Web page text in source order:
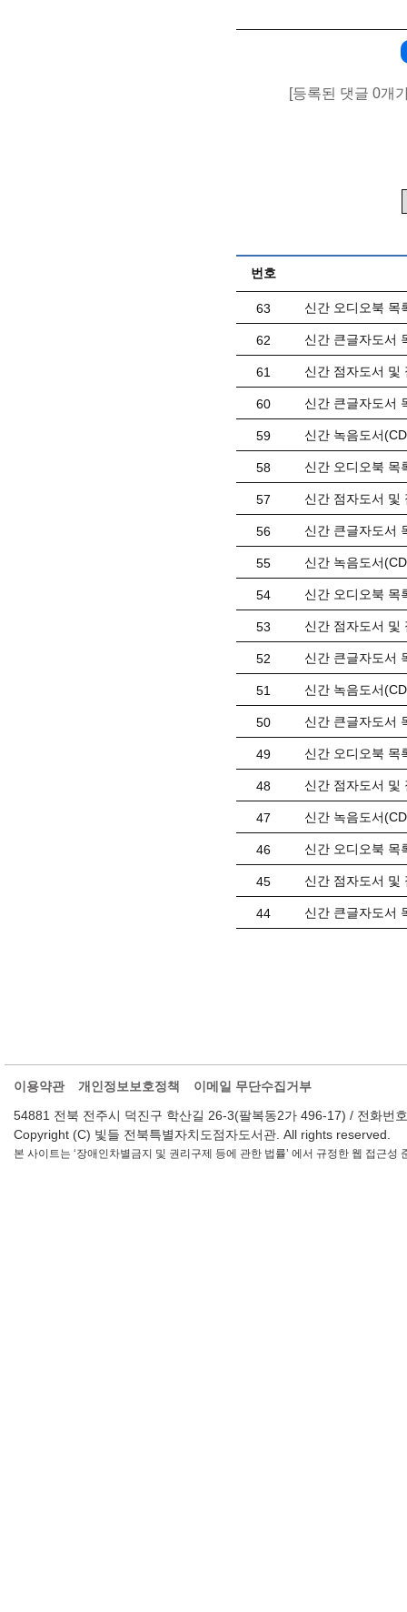
[등록된 댓글 0개
번호
63 신간 오디오북 목
62 신간 큰글자도서
61 신간 점자도서 및
60 신간 큰글자도서
59 신간 녹음도서
58 신간 오디오북 목
57 신간 점자도서 및
56 신간 큰글자도서
55 신간 녹음도서
54 신간 오디오북 목
53 신간 점자도서 및
52 신간 큰글자도서
51 신간 녹음도서
50 신간 큰글자도서
49 신간 오디오북 목
48 신간 점자도서 및
47 신간 녹음도서
46 신간 오디오북 목
45 신간 점자도서 및
44 신간 큰글자도서
이용약관 개인정보보호정책
이메일 무단수집거부
54881 전북 전주시 덕진구 학산길 26-3(팔복동2가 496-17) / 전화
Copyright (C) 빛들 전북특별자치도점자도서관. All rights reserved.
본 사이트는 ‘장애인차별금지 및 권리구제 등에 관한 법률’ 에서 규정한 웹 접근